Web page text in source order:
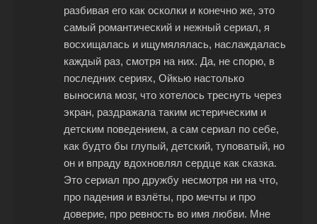
разбивая его как осколки и конечно же, это
самый романтический и нежный сериал, я
восхищалась и ищумялялась, наслаждалась
каждый раз, смотря на них. Да, не спорю, в
последних сериях, Ойкью настолько
выносила мозг, что хотелось треснуть через
экран, раздражала таким истерическим и
детским поведением, а сам сериал по себе,
как будто бы глупый, детский, туповатый, но
он и впраду вдохновлял сердце как сказка.
Это сериал про дружбу несмотря ни на что,
про падения и взлёты, про мечты и про
доверие, про ревность во имя любви. Мне